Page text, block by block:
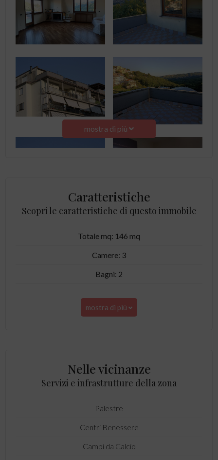
mostra di più
Caratteristiche
Scopri le caratteristiche di questo immobile
Totale mq: 146 mq
Camere: 3
Bagni: 2
mostra di più
Nelle vicinanze
Servizi e infrastrutture della zona
Palestre
Centri Benessere
Campi da Calcio